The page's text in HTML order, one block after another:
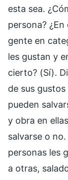
esta sea.
persona?
gente en
les gustan y
cierto? (Sí).
de sus
pueden
y obra en
salvarse o
personas les
a otras,